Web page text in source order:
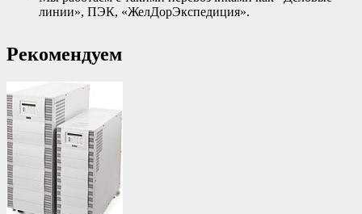
линии», ПЭК, «ЖелДорЭкспедиция».
Рекомендуем